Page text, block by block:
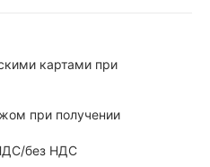
картами при
при получении
без НДС